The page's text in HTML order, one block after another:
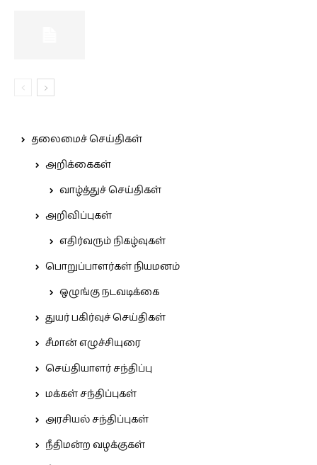
தலைமைச் செய்திகள்
அறிக்கைகள்
வாழ்த்துச் செய்திகள்
அறிவிப்புகள்
எதிர்வரும் நிகழ்வுகள்
பொறுப்பாளர்கள் நியமனம்
ஒழுங்கு நடவடிக்கை
துயர் பகிர்வுச் செய்திகள்
சீமான் எழுச்சியுரை
செய்தியாளர் சந்திப்பு
மக்கள் சந்திப்புகள்
அரசியல் சந்திப்புகள்
நீதிமன்ற வழக்குகள்